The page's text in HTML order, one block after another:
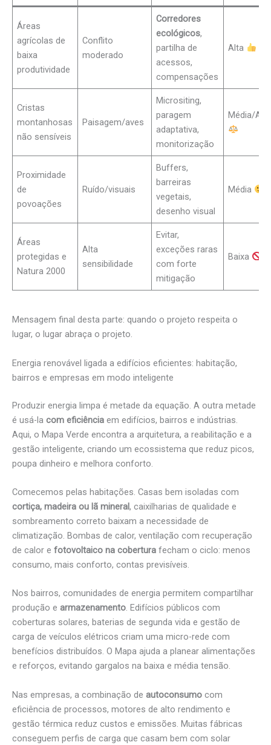
Áreas
agrícolas de
baixa
produtividade
Conflito
moderado
Corredores
ecológicos,
partilha de
acessos,
compensações
Alta
Cristas
montanhosas
não sensíveis
Paisagem/aves
Micrositing,
paragem
adaptativa,
monitorização
Média/Alta
Proximidade
de
povoações
Ruído/visuais
Buffers,
barreiras
vegetais,
desenho visual
Média
Áreas
protegidas e
Natura 2000
Alta
sensibilidade
Evitar,
exceções raras
com forte
mitigação
Baixa
Mensagem final desta parte: quando o projeto respeita o
lugar, o lugar abraça o projeto.
Energia renovável ligada a edifícios eficientes: habitação,
bairros e empresas em modo inteligente
Produzir energia limpa é metade da equação. A outra metade
é usá-la com eficiência em edifícios, bairros e indústrias.
Aqui, o Mapa Verde encontra a arquitetura, a reabilitação e a
gestão inteligente, criando um ecossistema que reduz picos,
poupa dinheiro e melhora conforto.
Comecemos pelas habitações. Casas bem isoladas com
cortiça, madeira ou lã mineral, caixilharias de qualidade e
sombreamento correto baixam a necessidade de
climatização. Bombas de calor, ventilação com recuperação
de calor e fotovoltaico na cobertura fecham o ciclo: menos
consumo, mais conforto, contas previsíveis.
Nos bairros, comunidades de energia permitem compartilhar
produção e armazenamento. Edifícios públicos com
coberturas solares, baterias de segunda vida e gestão de
carga de veículos elétricos criam uma micro-rede com
benefícios distribuídos. O Mapa ajuda a planear alimentações
e reforços, evitando gargalos na baixa e média tensão.
Nas empresas, a combinação de autoconsumo com
eficiência de processos, motores de alto rendimento e
gestão térmica reduz custos e emissões. Muitas fábricas
conseguem perfis de carga que casam bem com solar